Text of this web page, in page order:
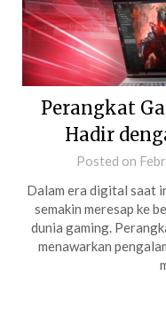
Perangkat
Hadir
Posted on
Dalam era digital saat
semakin meresap ke
dunia gaming.
menawarkan